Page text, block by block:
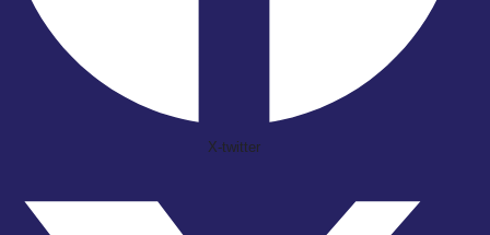
X-twitter